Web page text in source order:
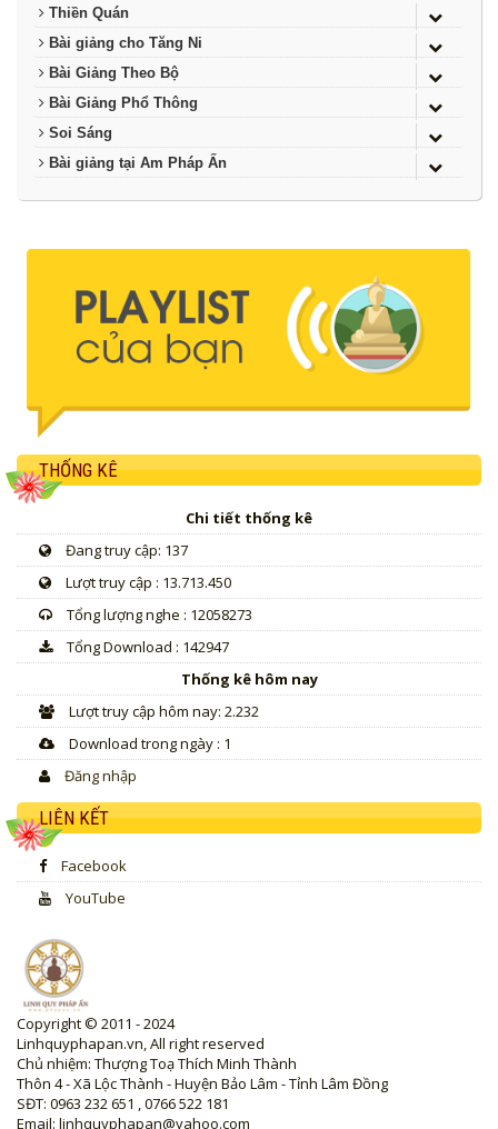
Thiền Quán
Bài giảng cho Tăng Ni
Bài Giảng Theo Bộ
Bài Giảng Phổ Thông
Soi Sáng
Bài giảng tại Am Pháp Ấn
THỐNG KÊ
Chi tiết thống kê
Đang truy cập: 137
Lượt truy cập : 13.713.450
Tổng lượng nghe : 12058273
Tổng Download : 142947
Thống kê hôm nay
Lượt truy cập hôm nay: 2.232
Download trong ngày : 1
Đăng nhập
LIÊN KẾT
Facebook
YouTube
Copyright © 2011 - 2024
Linhquyphapan.vn, All right reserved
Chủ nhiệm: Thượng Toạ Thích Minh Thành
Thôn 4 - Xã Lộc Thành - Huyện Bảo Lâm - Tỉnh Lâm Đồng
SĐT: 0963 232 651 , 0766 522 181
Email: linhquyphapan@yahoo.com